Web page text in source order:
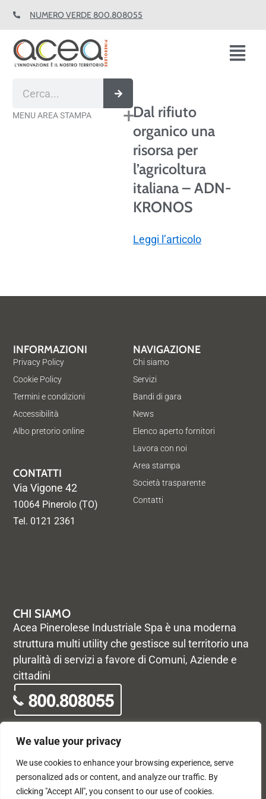
We value your privacy
We use cookies to enhance your browsing experience, serve
personalized ads or content, and analyze our traffic. By
clicking "Accept All", you consent to our use of cookies.
NUMERO VERDE 800.808055
MENU AREA STAMPA
Dal rifiuto
organico una
risorsa per
l’agricoltura
italiana – ADN-
KRONOS
Leggi l’articolo
CHI SIAMO
Acea Pinerolese Industriale Spa è una moderna
struttura multi utility che gestisce sul territorio una
pluralità di servizi a favore di Comuni, Aziende e
cittadini
NAVIGAZIONE
Chi siamo
Servizi
Bandi di gara
News
Elenco aperto fornitori
Lavora con noi
Area stampa
Società trasparente
Contatti
INFORMAZIONI
Privacy Policy
Cookie Policy
Termini e condizioni
Accessibilità
Albo pretorio online
CONTATTI
Via Vigone 42
10064 Pinerolo (TO)
Tel. 0121 2361
© Acea Pinerolese Industriale S.p.a. – Tutti i diritti riservati. Via
Vigone 42 - 10064 Pinerolo - P. Iva e Registro delle imprese di
Torino 05059960012 - Capitale Sociale